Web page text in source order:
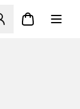
Modal til at